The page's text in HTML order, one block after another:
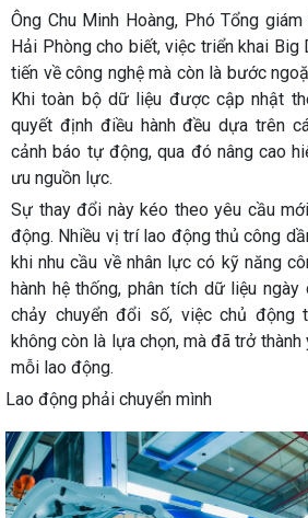
Ông Chu Minh Hoàng, Phó Tổng
Hải Phòng cho biết, việc triển khai Big
tiến về công nghệ mà còn là bước
Khi toàn bộ dữ liệu được cập nhật
quyết định điều hành đều dựa trên
cảnh báo tự động, qua đó nâng cao
ưu nguồn lực.
Sự thay đổi này kéo theo yêu cầu
động. Nhiều vị trí lao động thủ công
khi nhu cầu về nhân lực có kỹ năng
hành hệ thống, phân tích dữ liệu ngày
chảy chuyển đổi số, việc chủ động
không còn là lựa chọn, mà đã trở
mỗi lao động.
Lao động phải chuyển mình